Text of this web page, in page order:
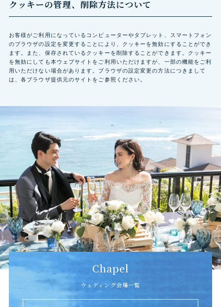
クッキーの管理、削除方法について
お客様がご利用になっているコンピューターやタブレット、スマートフォン
のブラウザの設定を変更することにより、クッキーを無効にすることができ
ます。また、保存されているクッキーを削除することができます。クッキー
を無効にしても本ウェブサイトをご利用いただけますが、一部の機能をご利
用いただけない場合があります。ブラウザの設定変更の方法につきまして
は、各ブラウザ提供元のサイトをご参照ください。
Chapel
ウェディング会場一覧